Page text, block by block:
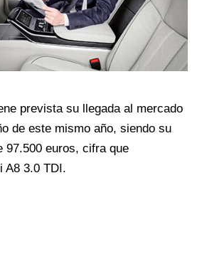
prevista su llegada al mercado
de este mismo año, siendo su
97.500 euros, cifra que
A8 3.0 TDI.